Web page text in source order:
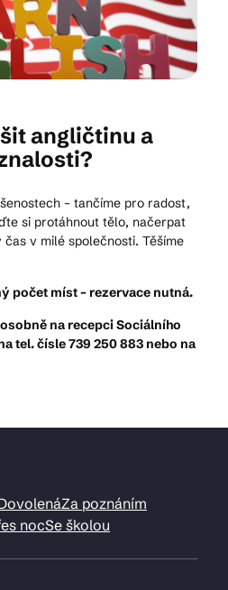
EN DE
Brána Jihlavy
angličtinu a
– tančíme pro radost,
si protáhnout tělo, načerpat
v milé společnosti. Těšíme
počet míst – rezervace nutná.
na recepci Sociálního
tel. čísle 739 250 883 nebo na
Za poznáním
nocSe školou